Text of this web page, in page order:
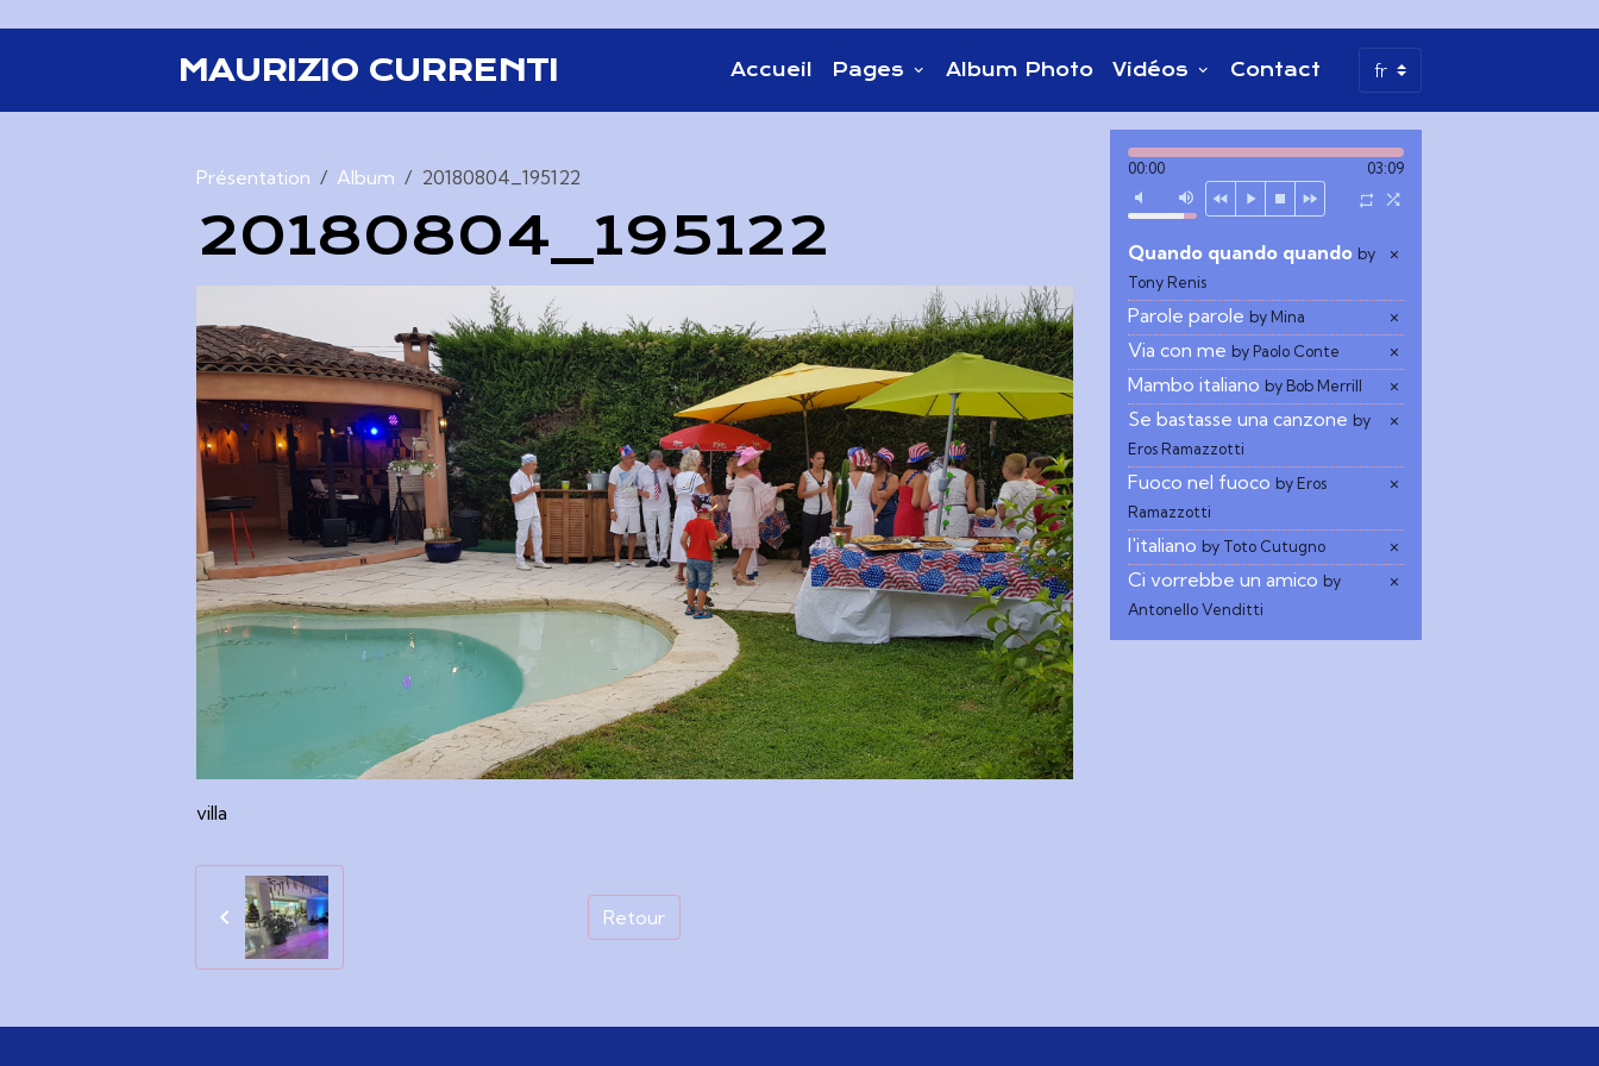
MAURIZIO CURRENTI Accueil Pages Album Photo Vidéos Contact
Présentation Album 20180804_195122
20180804_195122
villa
Retour
00:00 03:09
×
Quando quando quando by
Tony Renis
×
Parole parole by Mina
×
Via con me by Paolo Conte
×
Mambo italiano by Bob Merrill
×
Se bastasse una canzone by
Eros Ramazzotti
×
Fuoco nel fuoco by Eros
Ramazzotti
×
l'italiano by Toto Cutugno
×
Ci vorrebbe un amico by
Antonello Venditti